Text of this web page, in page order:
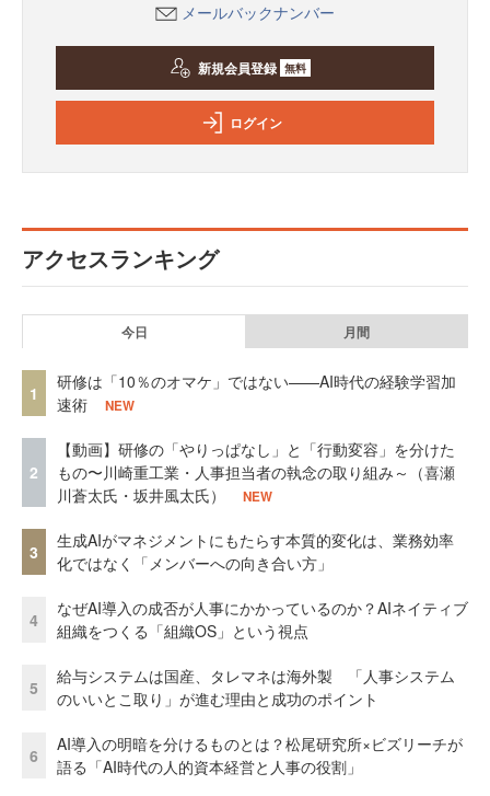
メールバックナンバー
新規会員登録 無料
ログイン
アクセスランキング
今日 月間
1
研修は「10％のオマケ」ではない——AI時代の経験学習加
速術
NEW
2
【動画】研修の「やりっぱなし」と「行動変容」を分けた
もの〜川崎重工業・人事担当者の執念の取り組み～（喜瀬
川蒼太氏・坂井風太氏）
NEW
3
生成AIがマネジメントにもたらす本質的変化は、業務効率
化ではなく「メンバーへの向き合い方」
4
なぜAI導入の成否が人事にかかっているのか？AIネイティブ
組織をつくる「組織OS」という視点
5
給与システムは国産、タレマネは海外製 「人事システム
のいいとこ取り」が進む理由と成功のポイント
6
AI導入の明暗を分けるものとは？松尾研究所×ビズリーチが
語る「AI時代の人的資本経営と人事の役割」